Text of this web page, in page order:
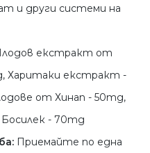
и други системи на
екстракт от
Харитаки екстракт -
от Хинап - 50mg,
- 70mg
Приемайте по една